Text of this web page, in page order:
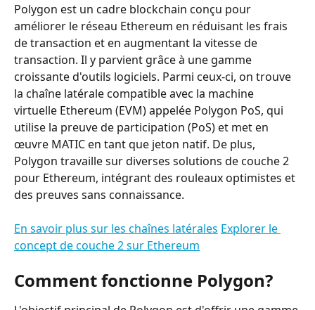
Polygon est un cadre blockchain conçu pour
améliorer le réseau Ethereum en réduisant les frais
de transaction et en augmentant la vitesse de
transaction. Il y parvient grâce à une gamme
croissante d'outils logiciels. Parmi ceux-ci, on trouve
la chaîne latérale compatible avec la machine
virtuelle Ethereum (EVM) appelée Polygon PoS, qui
utilise la preuve de participation (PoS) et met en
œuvre MATIC en tant que jeton natif. De plus,
Polygon travaille sur diverses solutions de couche 2
pour Ethereum, intégrant des rouleaux optimistes et
des preuves sans connaissance.
En savoir plus sur les chaînes latérales Explorer le
concept de couche 2 sur Ethereum
Comment fonctionne Polygon?